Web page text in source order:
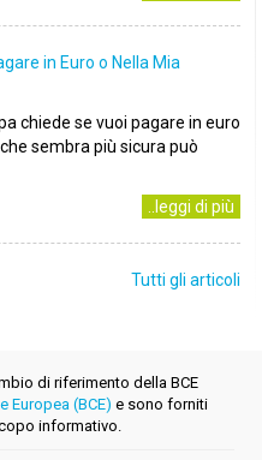
in Euro o Nella Mia
chiede se vuoi pagare in euro
sembra più sicura può
..leggi di più
Tutti gli articoli
di riferimento della BCE
Europea (BCE) e sono forniti
informativo.